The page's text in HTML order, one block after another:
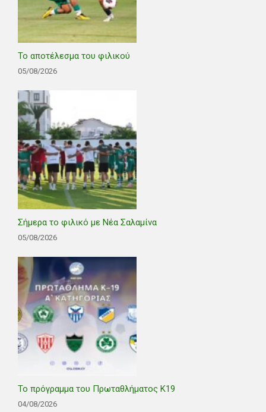
Το αποτέλεσμα του φιλικού
05/08/2026
Σήμερα το φιλικό με Νέα Σαλαμίνα
05/08/2026
Το πρόγραμμα του Πρωταθλήματος Κ19
04/08/2026